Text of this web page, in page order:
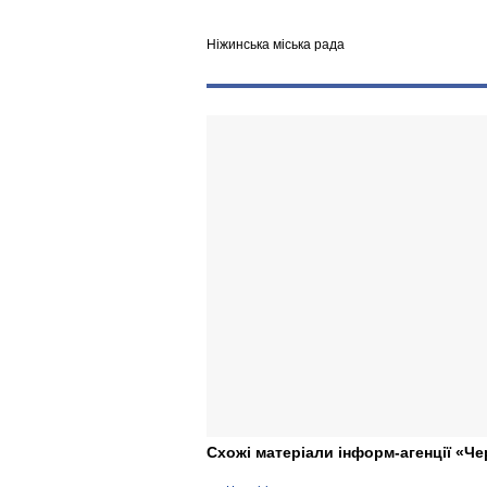
Ніжинська міська рада
Схожі матеріали інформ-агенції